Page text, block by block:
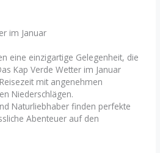
im Januar
eine einzigartige Gelegenheit, die
Kap Verde Wetter im Januar
mit angenehmen
Niederschlägen.
Naturliebhaber finden perfekte
Abenteuer auf den